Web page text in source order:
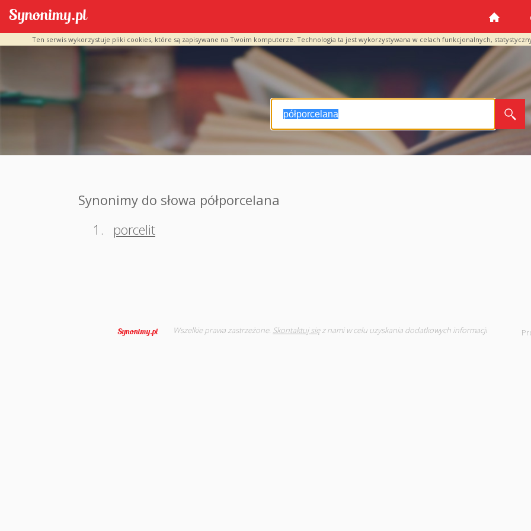
Ten serwis wykorzystuje pliki cookies, które są zapisywane na Twoim komputerze. Technologia ta jest wykorzystywana w celach funkcjonalnych,
Synonimy do słowa półporcelana
1.
porcelit
Wszelkie prawa zastrzeżone. Skontaktuj sięz nami w celu uzyskania dodatkowych informacji